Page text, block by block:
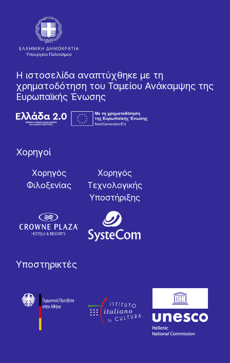
Η ιστοσελίδα αναπτύχθηκε με τη
χρηματοδότηση του Ταμείου Ανάκαμψης της
Ευρωπαϊκής Ένωσης
Χορηγοί
Χορηγός
Φιλοξενίας
Χορηγός
Tεχνολογικής
Yποστήριξης
Υποστηρικτές